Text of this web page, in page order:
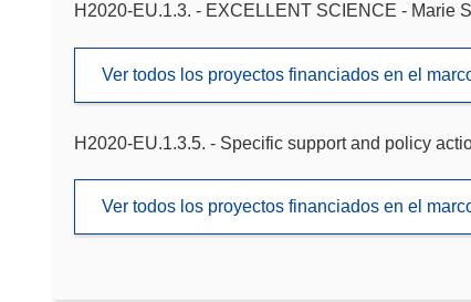
H2020-EU.1.3. - EXCELLENT SCIENCE - Marie
Ver todos los proyectos financiados en el
H2020-EU.1.3.5. - Specific support and policy
Ver todos los proyectos financiados en el